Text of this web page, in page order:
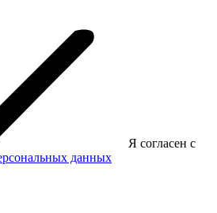
Я согласен с
данных